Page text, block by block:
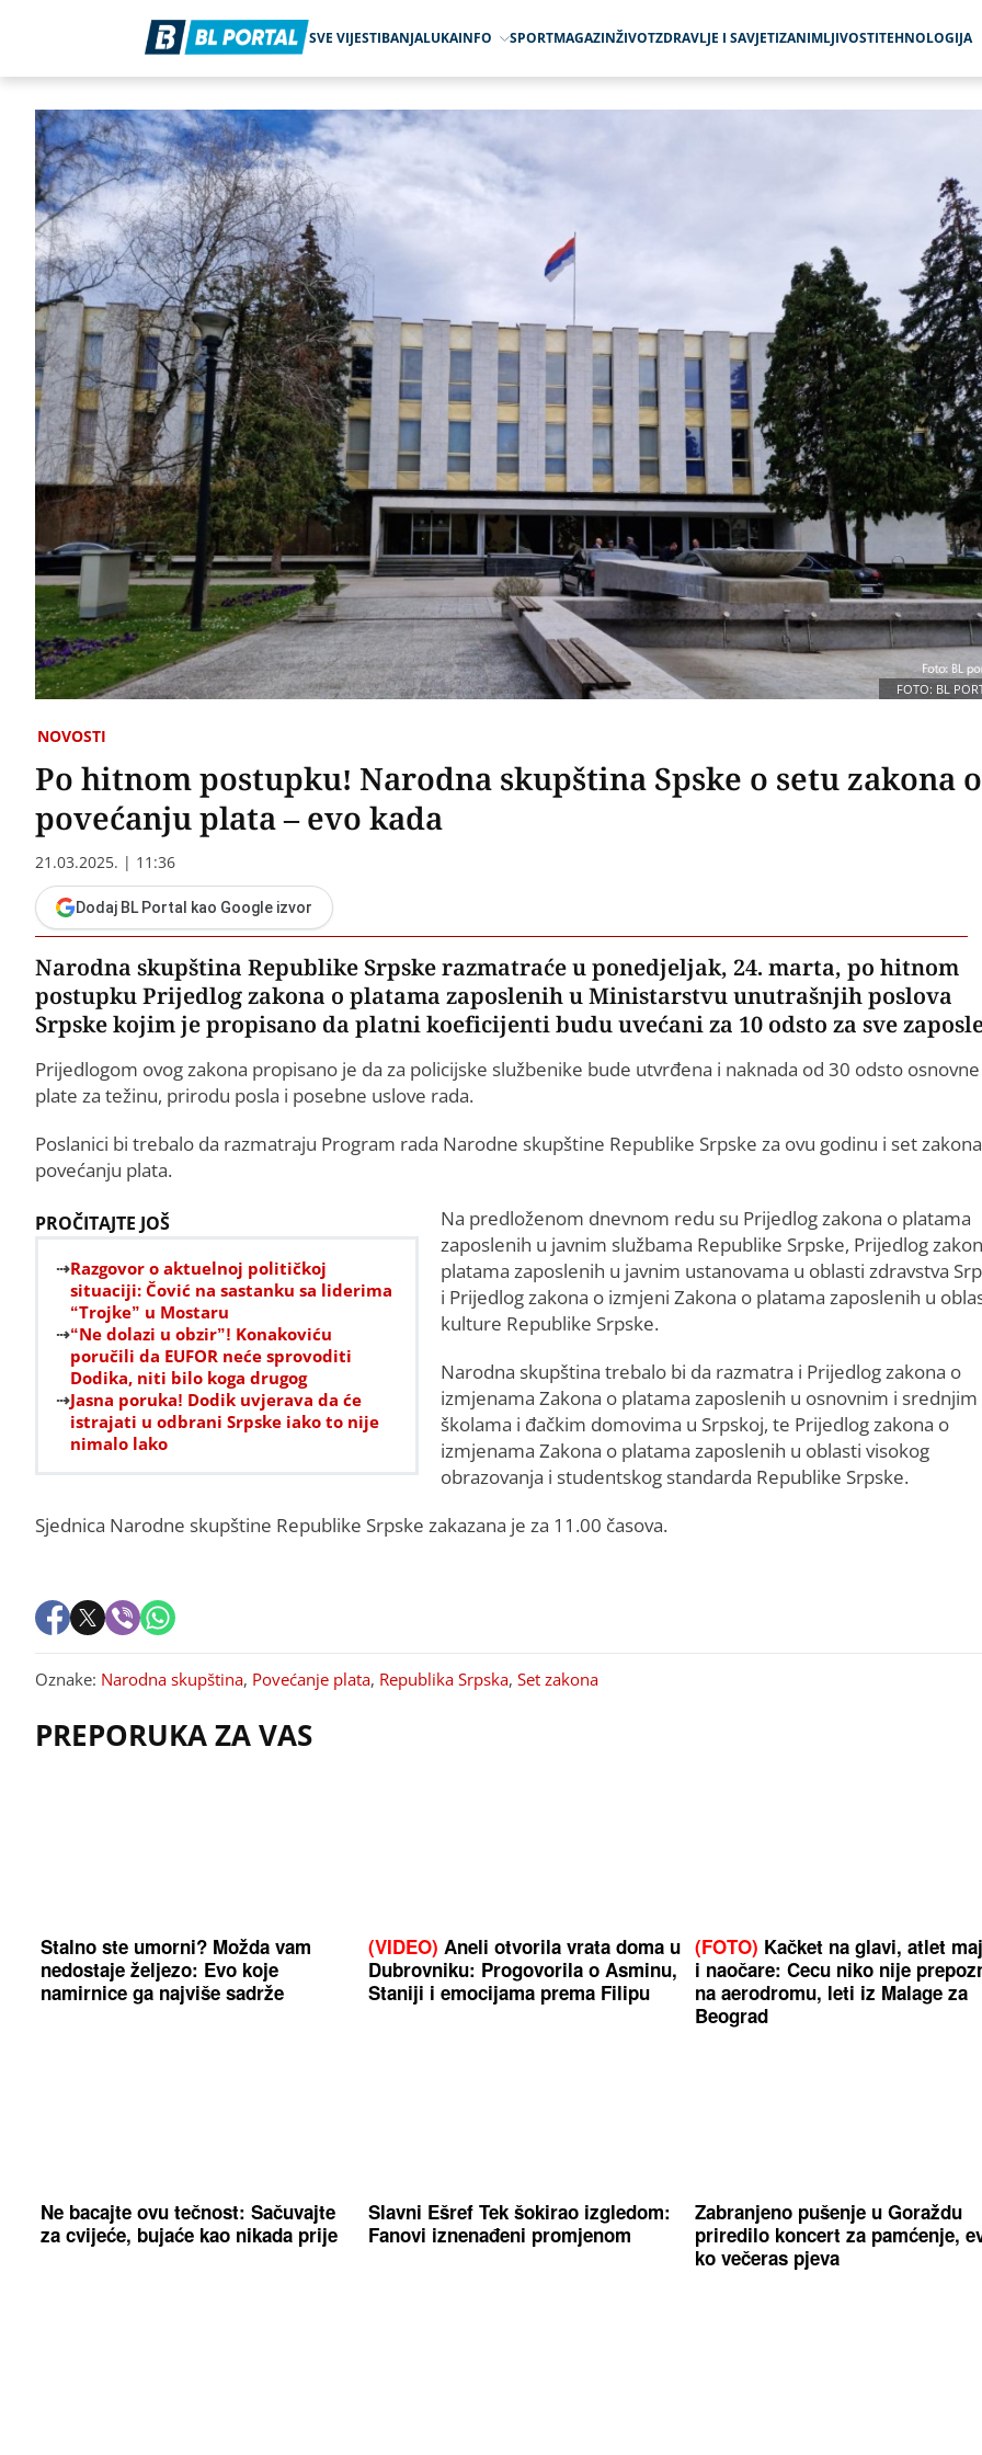
SVE VIJESTIBANJALUKAINFO SPORTMAGAZINŽIVOTZDRAVLJE I SAVJETIZANIMLJIVOSTITEHNOLOGIJA
FOTO: BL
NOVOSTI
Po hitnom postupku! Narodna skupština Spske o setu zakona o
povećanju plata – evo kada
21.03.2025. | 11:36
Dodaj BL Portal kao Google izvor
Narodna skupština Republike Srpske razmatraće u ponedjeljak, 24. marta, po hitnom
postupku Prijedlog zakona o platama zaposlenih u Ministarstvu unutrašnjih poslova
Srpske kojim je propisano da platni koeficijenti budu uvećani za 10 odsto za sve
Prijedlogom ovog zakona propisano je da za policijske službenike bude utvrđena i naknada od 30 odsto osnovne
plate za težinu, prirodu posla i posebne uslove rada.
Poslanici bi trebalo da razmatraju Program rada Narodne skupštine Republike Srpske za ovu godinu i set
povećanju plata.
PROČITAJTE JOŠ
Razgovor o aktuelnoj političkoj
situaciji: Čović na sastanku sa liderima
“Trojke” u Mostaru
“Ne dolazi u obzir”! Konakoviću
poručili da EUFOR neće sprovoditi
Dodika, niti bilo koga drugog
Jasna poruka! Dodik uvjerava da će
istrajati u odbrani Srpske iako to nije
nimalo lako
Na predloženom dnevnom redu su Prijedlog zakona o platama
zaposlenih u javnim službama Republike Srpske, Prijedlog
platama zaposlenih u javnim ustanovama u oblasti zdravstva
i Prijedlog zakona o izmjeni Zakona o platama zaposlenih u
kulture Republike Srpske.
Narodna skupština trebalo bi da razmatra i Prijedlog zakona o
izmjenama Zakona o platama zaposlenih u osnovnim i srednjim
školama i đačkim domovima u Srpskoj, te Prijedlog zakona o
izmjenama Zakona o platama zaposlenih u oblasti visokog
obrazovanja i studentskog standarda Republike Srpske.
Sjednica Narodne skupštine Republike Srpske zakazana je za 11.00 časova.
Oznake: Narodna skupština, Povećanje plata, Republika Srpska, Set zakona
PREPORUKA ZA VAS
Stalno ste umorni? Možda vam
nedostaje željezo: Evo koje
namirnice ga najviše sadrže
(VIDEO) Aneli otvorila vrata doma u
Dubrovniku: Progovorila o Asminu,
Staniji i emocijama prema Filipu
(FOTO) Kačket na glavi, atlet
i naočare: Cecu niko nije
na aerodromu, leti iz Malage za
Beograd
Ne bacajte ovu tečnost: Sačuvajte
za cvijeće, bujaće kao nikada prije
Slavni Ešref Tek šokirao izgledom:
Fanovi iznenađeni promjenom
Zabranjeno pušenje u Goraždu
priredilo koncert za pamćenje,
ko večeras pjeva